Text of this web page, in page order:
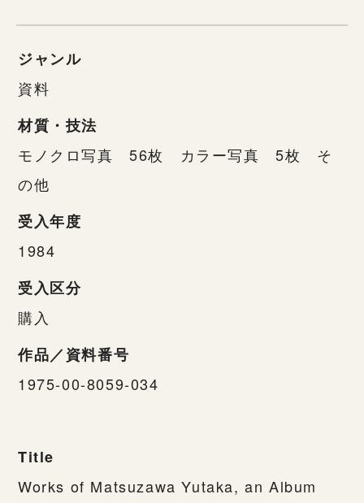
ジャンル
資料
材質・技法
モノクロ写真 56枚 カラー写真 5枚 そ
の他
受入年度
1984
受入区分
購入
作品／資料番号
1975-00-8059-034
Title
Works of Matsuzawa Yutaka, an Album